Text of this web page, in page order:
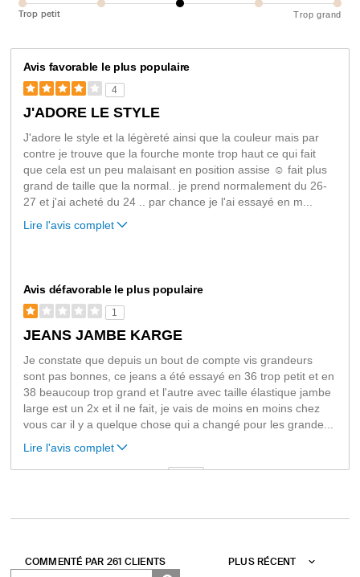
Trop petit Trop grand
Avis favorable le plus populaire
4
J'ADORE LE STYLE
J'adore le style et la légèreté ainsi que la couleur mais par
contre je trouve que la fourche monte trop haut ce qui fait
que cela est un peu malaisant en position assise ☺️ fait plus
grand de taille que la normal.. je prend normalement du 26-
27 et j'ai acheté du 24 .. par chance je l'ai essayé en m...
Lire l'avis complet
les
Avis défavorable le plus populaire
1
JEANS JAMBE KARGE
Je constate que depuis un bout de compte vis grandeurs
sont pas bonnes, ce jeans a été essayé en 36 trop petit et en
38 beaucoup trop grand et l'autre avec taille élastique jambe
large est un 2x et il ne fait, je vais de moins en moins chez
vous car il y a quelque chose qui a changé pour les grande...
Lire l'avis complet
COMMENTÉ PAR 261 CLIENTS